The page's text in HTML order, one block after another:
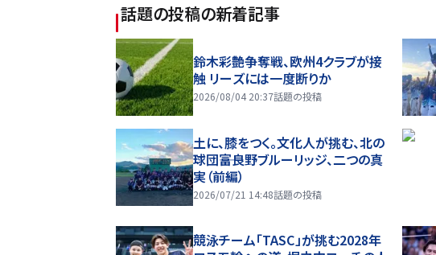
話題の投稿の新着記事
鈴木彩艶争奪戦、欧州4クラブが接
触 リーズには一度断りか
2026/08/04 20:37話題の投稿
土に、膝をつく。文化人が挑む、北の
球団――富良野ブルーリッジ、二つの真
実（前編）
2026/07/21 14:48話題の投稿
競泳チーム「TASC」が挑む2028年